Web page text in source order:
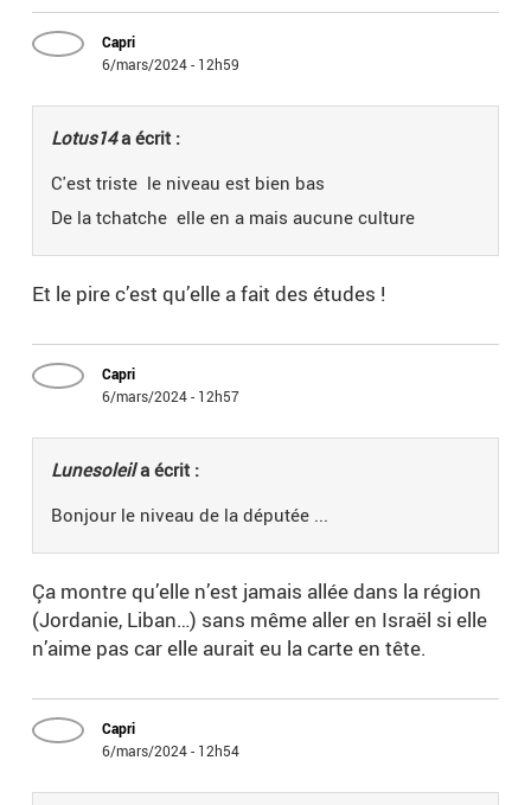
Capri
6/mars/2024 - 12h59
Lotus14a écrit :
C'est triste le niveau est bien bas
De la tchatche elle en a mais aucune culture
Et le pire c’est qu’elle a fait des études !
Capri
6/mars/2024 - 12h57
Lunesoleila écrit :
Bonjour le niveau de la députée ...
Ça montre qu’elle n’est jamais allée dans la région
(Jordanie, Liban…) sans même aller en Israël si elle
n’aime pas car elle aurait eu la carte en tête.
Capri
6/mars/2024 - 12h54